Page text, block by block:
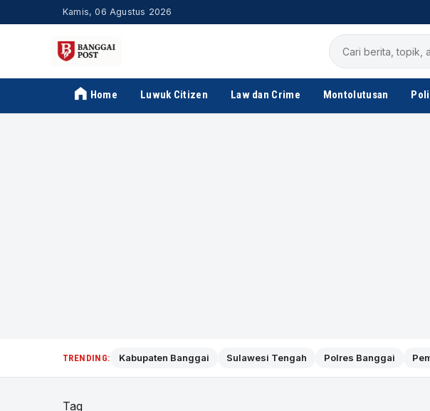
Kamis, 06 Agustus 2026
Cari
berita
Home Luwuk Citizen Law dan Crime Montolutusan
TRENDING: Kabupaten Banggai Sulawesi Tengah Polres Banggai
Tag